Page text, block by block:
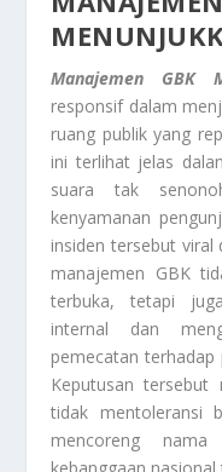
Manajemen GBK
responsif dalam
ruang publik yang
ini terlihat jelas
suara tak
kenyamanan
insiden tersebut viral
manajemen GBK
terbuka, tetapi
internal dan
pemecatan
Keputusan tersebut
tidak mentoleransi
mencoreng